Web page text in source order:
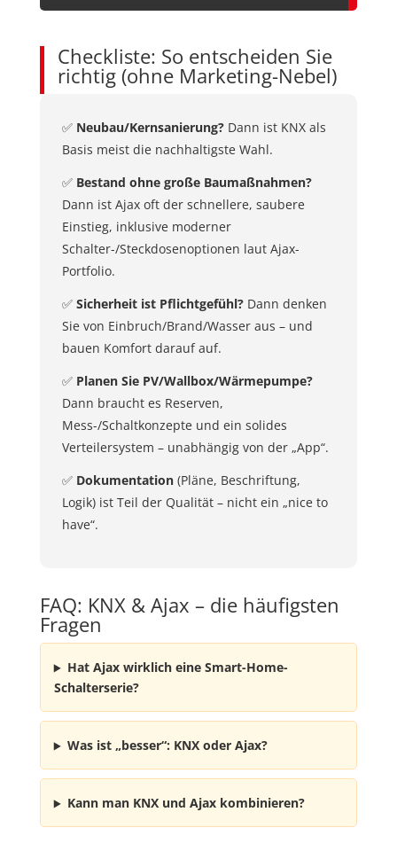
Checkliste: So entscheiden Sie
richtig (ohne Marketing-Nebel)
✅ Neubau/Kernsanierung?Dann ist KNX als
Basis meist die nachhaltigste Wahl.
✅ Bestand ohne große Baumaßnahmen?
Dann ist Ajax oft der schnellere, saubere
Einstieg, inklusive moderner
Schalter-/Steckdosenoptionen laut Ajax-
Portfolio.
✅ Sicherheit ist Pflichtgefühl?Dann denken
Sie von Einbruch/Brand/Wasser aus – und
bauen Komfort darauf auf.
✅ Planen Sie PV/Wallbox/Wärmepumpe?
Dann braucht es Reserven,
Mess-/Schaltkonzepte und ein solides
Verteilersystem – unabhängig von der „App“.
✅ Dokumentation(Pläne, Beschriftung,
Logik) ist Teil der Qualität – nicht ein „nice to
have“.
FAQ: KNX & Ajax – die häufigsten
Fragen
Hat Ajax wirklich eine Smart-Home-
Schalterserie?
Was ist „besser“: KNX oder Ajax?
Kann man KNX und Ajax kombinieren?